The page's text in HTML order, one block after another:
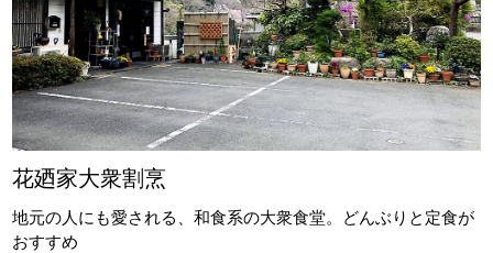
花廼家大衆割烹
地元の人にも愛される、和食系の大衆食堂。どんぶりと定食が
おすすめ